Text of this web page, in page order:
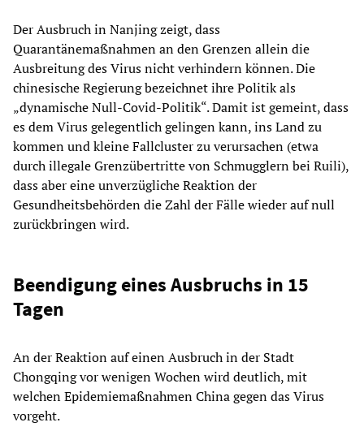
Der Ausbruch in Nanjing zeigt, dass
Quarantänemaßnahmen an den Grenzen allein die
Ausbreitung des Virus nicht verhindern können. Die
chinesische Regierung bezeichnet ihre Politik als
„dynamische Null-Covid-Politik“. Damit ist gemeint, dass
es dem Virus gelegentlich gelingen kann, ins Land zu
kommen und kleine Fallcluster zu verursachen (etwa
durch illegale Grenzübertritte von Schmugglern bei Ruili),
dass aber eine unverzügliche Reaktion der
Gesundheitsbehörden die Zahl der Fälle wieder auf null
zurückbringen wird.
Beendigung eines Ausbruchs in 15
Tagen
An der Reaktion auf einen Ausbruch in der Stadt
Chongqing vor wenigen Wochen wird deutlich, mit
welchen Epidemiemaßnahmen China gegen das Virus
vorgeht.